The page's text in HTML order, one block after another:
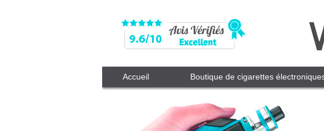
Accueil Boutique de cigarettes